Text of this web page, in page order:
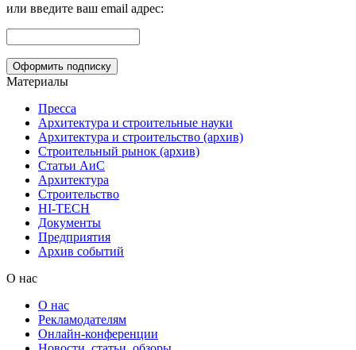
или введите ваш email адрес:
Материалы
Пресса
Архитектура и строительные науки
Архитектура и строительство (архив)
Строительный рынок (архив)
Статьи АиС
Архитектура
Строительство
HI-TECH
Документы
Предприятия
Архив событий
О нас
О нас
Рекламодателям
Онлайн-конференции